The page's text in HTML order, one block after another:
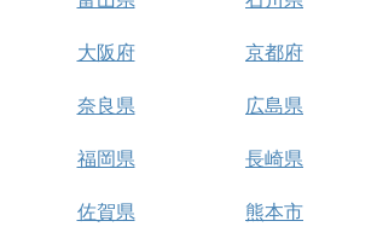
大阪府 京都府
奈良県 広島県
福岡県 長崎県
佐賀県 熊本市